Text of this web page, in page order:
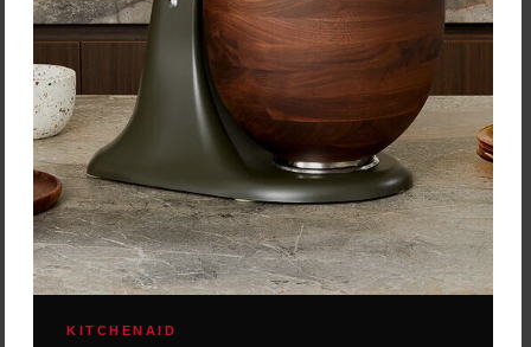
KITCHENAID